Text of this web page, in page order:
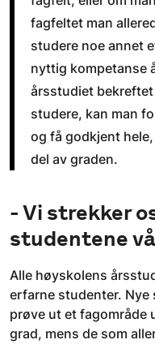
fagfeltet man
studere noe annet
nyttig kompetanse
årsstudiet
studere, kan man
og få godkjent
del av graden.
- Vi strekker
studentene
Alle høyskolens
erfarne studenter.
prøve ut et fagområde
grad, mens de som